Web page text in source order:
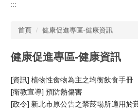
:::
首頁 健康促進專區-健康資訊
健康促進專區-健康資訊
[資訊] 植物性食物為主之均衡飲食手冊
[衛教宣導] 預防熱傷害
[政令] 新北市原公告之禁菸場所適用於